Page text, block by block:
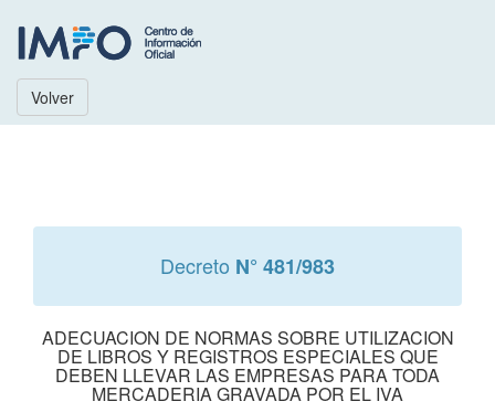
Volver
Decreto N° 481/983
ADECUACION DE NORMAS SOBRE UTILIZACION
DE LIBROS Y REGISTROS ESPECIALES QUE
DEBEN LLEVAR LAS EMPRESAS PARA TODA
MERCADERIA GRAVADA POR EL IVA